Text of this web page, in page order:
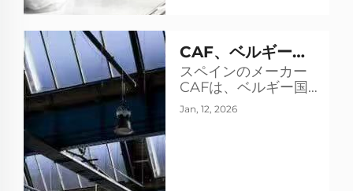
CAF、ベルギー史
上最大の鉄道車両
契約を獲得：17億
スペインのメーカー
CAFは、ベルギー国
鉄（SNCB）と同国
史上最大となる鉄道
Jan, 12, 2026